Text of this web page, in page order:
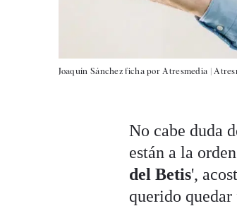
Joaquín Sánchez ficha por Atresmedia |
No cabe duda
están a la
del Betis',
querido